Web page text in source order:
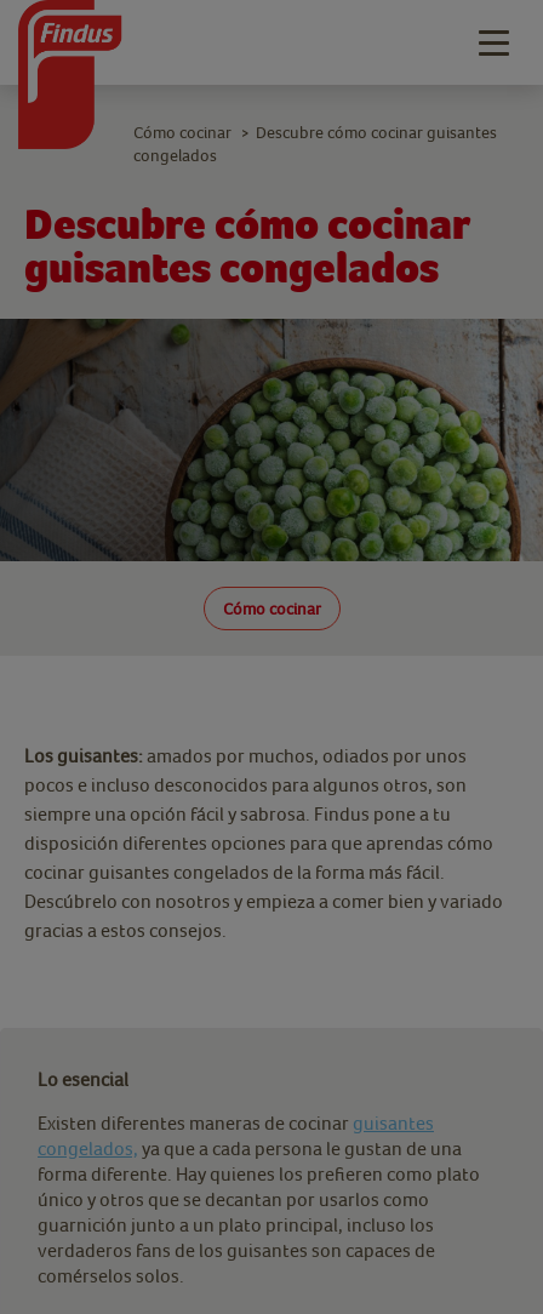
Descubre cómo cocinar
guisantes congelados
Cómo cocinar
Cómo cocinar > Descubre cómo cocinar guisantes
congelados
Los guisantes: amados por muchos, odiados por unos
pocos e incluso desconocidos para algunos otros, son
siempre una opción fácil y sabrosa. Findus pone a tu
disposición diferentes opciones para que aprendas cómo
cocinar guisantes congelados de la forma más fácil.
Descúbrelo con nosotros y empieza a comer bien y variado
gracias a estos consejos.
Lo esencial
Existen diferentes maneras de cocinar guisantes
congelados, ya que a cada persona le gustan de una
forma diferente. Hay quienes los prefieren como plato
único y otros que se decantan por usarlos como
guarnición junto a un plato principal, incluso los
verdaderos fans de los guisantes son capaces de
comérselos solos.